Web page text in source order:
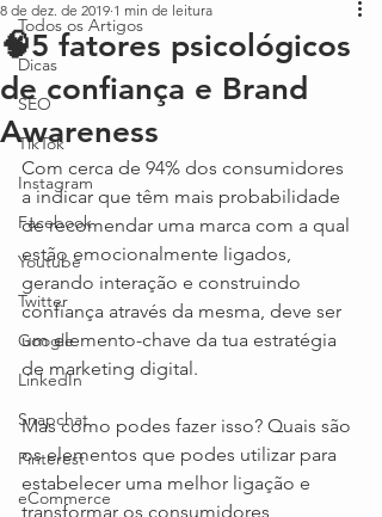
Todos os Artigos
Dicas
SEO
TikTok
Instagram
Facebook
Youtube
Twitter
Google
LinkedIn
Snapchat
Pinterest
eCommerce
🧠5 fatores psicológicos
de confiança e Brand
Awareness
8 de dez. de 2019 1 min de leitura
Com cerca de 94% dos consumidores
a indicar que têm mais probabilidade
de recomendar uma marca com a qual
estão emocionalmente ligados,
gerando interação e construindo
confiança através da mesma, deve ser
um elemento-chave da tua estratégia
de marketing digital.
Mas como podes fazer isso? Quais são
os elementos que podes utilizar para
estabelecer uma melhor ligação e
transformar os consumidores